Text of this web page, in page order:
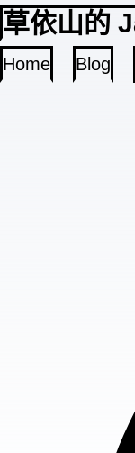
草依山的
Home Blog